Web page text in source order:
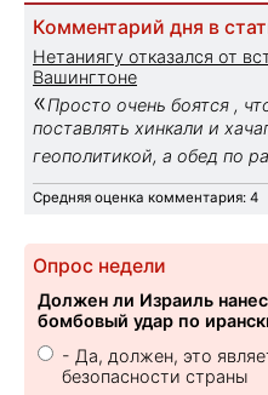
Комментарий дня в
Нетаниягу отказался от
Вашингтоне
«Просто очень боятся ,
поставлять хинкали и
геополитикой, а обед по
Средняя оценка комментария: 4
Опрос недели
Должен ли Израиль
бомбовый удар по
- Да, должен, это
безопасности страны